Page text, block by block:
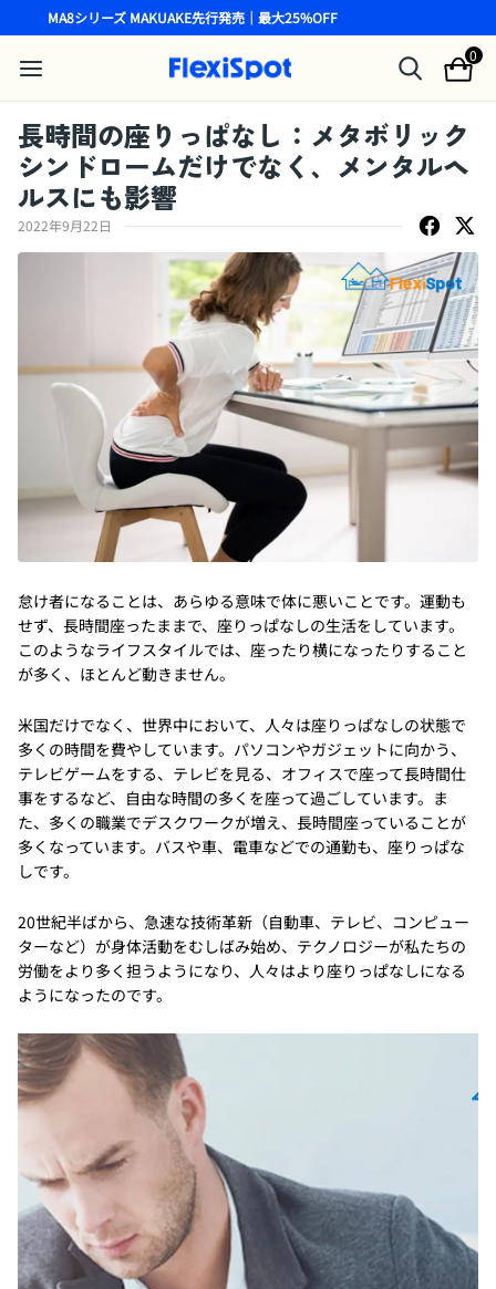
MA8シリーズ MAKUAKE先行発売｜最大25%OFF
0
長時間の座りっぱなし：メタボリック
シンドロームだけでなく、メンタルヘ
ルスにも影響
2022年9月22日
怠け者になることは、あらゆる意味で体に悪いことです。運動も
せず、長時間座ったままで、座りっぱなしの生活をしています。
このようなライフスタイルでは、座ったり横になったりすること
が多く、ほとんど動きません。
米国だけでなく、世界中において、人々は座りっぱなしの状態で
多くの時間を費やしています。パソコンやガジェットに向かう、
テレビゲームをする、テレビを見る、オフィスで座って長時間仕
事をするなど、自由な時間の多くを座って過ごしています。ま
た、多くの職業でデスクワークが増え、長時間座っていることが
多くなっています。バスや車、電車などでの通勤も、座りっぱな
しです。
20世紀半ばから、急速な技術革新（自動車、テレビ、コンピュー
ターなど）が身体活動をむしばみ始め、テクノロジーが私たちの
労働をより多く担うようになり、人々はより座りっぱなしになる
ようになったのです。